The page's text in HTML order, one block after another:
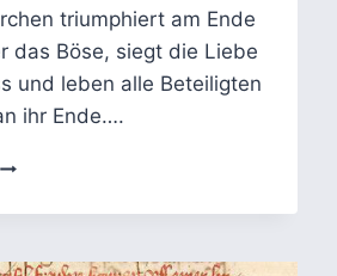
triumphiert am Ende
das Böse, siegt die Liebe
und leben alle Beteiligten
ihr Ende….
DIE